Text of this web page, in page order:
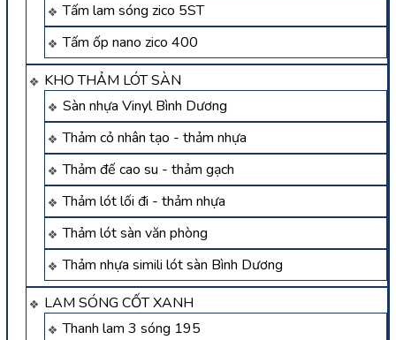
Tấm lam sóng zico 5ST
Tấm ốp nano zico 400
KHO THẢM LÓT SÀN
Sàn nhựa Vinyl Bình Dương
Thảm cỏ nhân tạo - thảm nhựa
Thảm đế cao su - thảm gạch
Thảm lót lối đi - thảm nhựa
Thảm lót sàn văn phòng
Thảm nhựa simili lót sàn Bình Dương
LAM SÓNG CỐT XANH
Thanh lam 3 sóng 195